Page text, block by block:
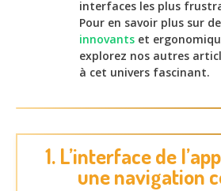
interfaces les plus
Pour en savoir plus sur
innovants et
explorez nos autres
à cet univers fascinant.
1. L’interface de
une navigation